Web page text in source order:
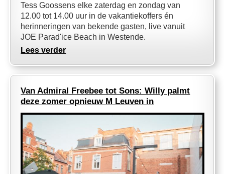
Tess Goossens elke zaterdag en zondag van
12.00 tot 14.00 uur in de vakantiekoffers én
herinneringen van bekende gasten, live vanuit
JOE Parad'ice Beach in Westende.
Lees verder
Van Admiral Freebee tot Sons: Willy palmt
deze zomer opnieuw M Leuven in